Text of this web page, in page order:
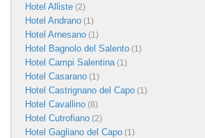
Hotel Alliste (2)
Hotel Andrano (1)
Hotel Arnesano (1)
Hotel Bagnolo del Salento (1)
Hotel Campi Salentina(1)
Hotel Casarano (1)
Hotel Castrignano del Capo (1)
Hotel Cavallino (8)
Hotel Cutrofiano (2)
Hotel Gagliano del Capo (1)